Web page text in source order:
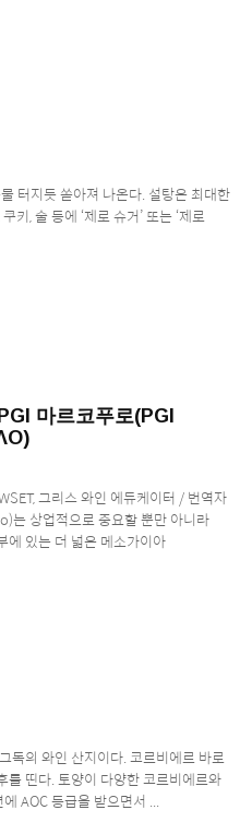
터지듯 쏟아져 나온다. 설탕은 최대한
키, 술 등에 ‘제로 슈거’ 또는 ‘제로
마르코푸로(PGI
그리스 와인 에듀케이터 / 번역자
상업적으로 중요할 뿐만 아니라
에 있는 더 넓은 메소가이아
독의 와인 산지이다. 코르비에르 바로
를 띤다. 토양이 다양한 코르비에르와
AOC 등급을 받으면서 ...